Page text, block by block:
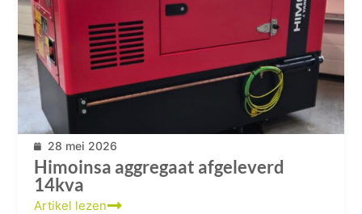
28 mei 2026
Himoinsa aggregaat afgeleverd
14kva
Artikel lezen